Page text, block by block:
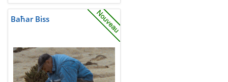
Baħar Biss